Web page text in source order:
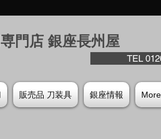
門店 銀座⻑州屋
TEL
販売品 刀装具 銀座情報 More